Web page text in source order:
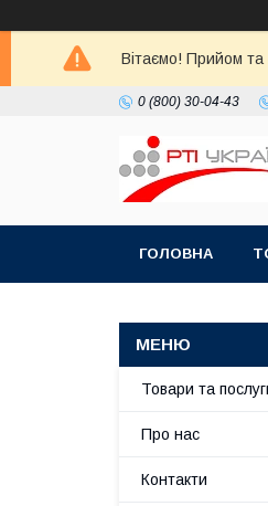
Вітаємо! Прийом та
0 (800) 30-04-43
ГОЛОВНА
Товари та
Про нас
Контакти